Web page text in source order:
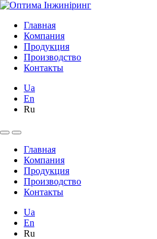
Главная
Компания
Продукция
Производство
Контакты
Ua
En
Ru
Главная
Компания
Продукция
Производство
Контакты
Ua
En
Ru